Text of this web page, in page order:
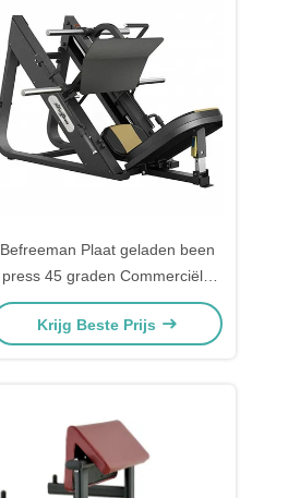
Befreeman Plaat geladen been
press 45 graden Commerciële
fitnessruimte Onderlichaam
Workout Quadriceps Glute
Krijg Beste Prijs